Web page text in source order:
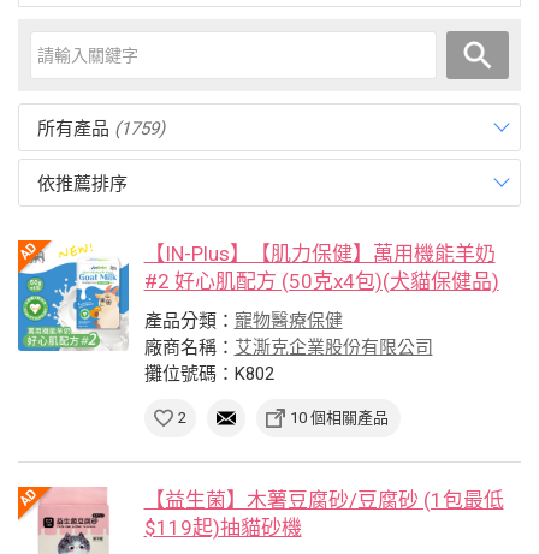
所有產品 (1759)
依推薦排序
【IN-Plus】【肌力保健】萬用機能羊奶
#2 好心肌配方 (50克x4包)(犬貓保健品)
產品分類： 寵物醫療保健
廠商名稱： 艾澌克企業股份有限公司
攤位號碼：K802
2 10 個相關產品
【益生菌】木薯豆腐砂/豆腐砂 (1包最低
$119起)抽貓砂機